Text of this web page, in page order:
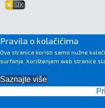
Pravila o kolačićima
Ova stranica koristi samo nužne
surfanje. Korištenjem web stranice
Saznajte više